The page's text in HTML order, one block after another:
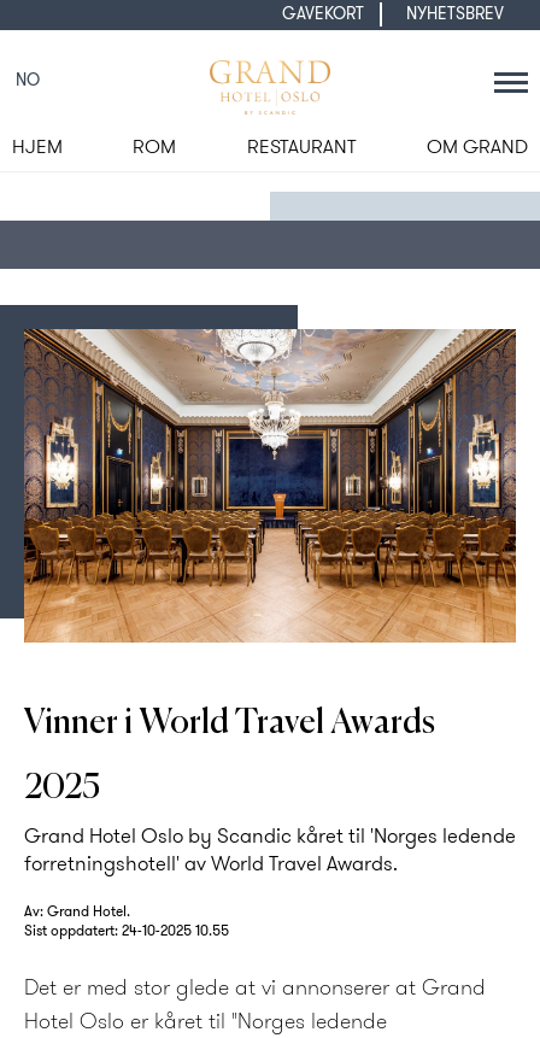
GAVEKORT NYHETSBREV
NO
HJEM ROM RESTAURANT OM GRAND
Rococo regnes som en av de vakreste bankettsalene i Norge
Vinner i World Travel Awards
2025
Grand Hotel Oslo by Scandic kåret til 'Norges ledende
forretningshotell' av World Travel Awards.
Av: Grand Hotel.
Sist oppdatert:24-10-2025 10.55
Det er med stor glede at vi annonserer at Grand
Hotel Oslo er kåret til "Norges ledende